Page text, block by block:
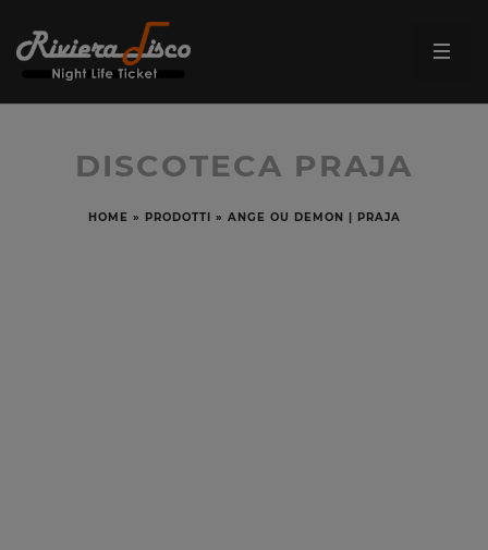
DISCOTECA PRAJA
HOME » PRODOTTI » ANGE OU DEMON | PRAJA